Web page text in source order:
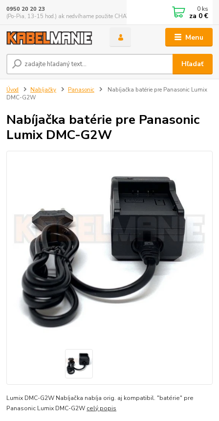
Menu
Hľadať
0950 20 20 23
(Po-Pia, 13-15 hod.) ak nedvíhame použite CHATBOX
0 ks
za 0 €
Úvod Nabíjačky Panasonic
Nabíjačka batérie pre Panasonic Lumix
DMC-G2W
Nabíjačka batérie pre Panasonic
Lumix DMC-G2W
Lumix DMC-G2W Nabíjačka nabíja orig. aj kompatibil. "batérie" pre
Panasonic Lumix DMC-G2W celý popis